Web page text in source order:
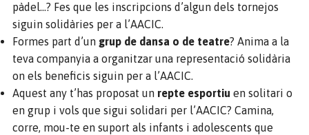
pàdel…? Fes que les inscripcions d’algun dels tornejos
siguin solidàries per a l’AACIC.
Formes part d’un grup de dansa o de teatre? Anima a la
teva companyia a organitzar una representació solidària
on els beneficis siguin per a l’AACIC.
Aquest any t’has proposat un repte esportiu en solitari o
en grup i vols que sigui solidari per l’AACIC? Camina,
corre, mou-te en suport als infants i adolescents que